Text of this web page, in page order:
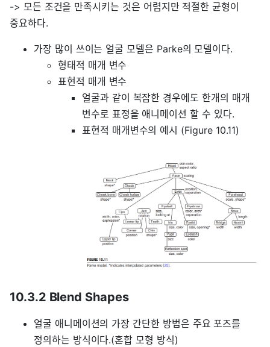
-> 모든 조건을 만족시키는 것은 어렵지만 적절한 균형이
중요하다.
가장 많이 쓰이는 얼굴 모델은 Parke의 모델이다.
형태적 매개 변수
표현적 매개 변수
얼굴과 같이 복잡한 경우에도 한개의 매개
변수로 표정을 애니메이션 할 수 있다.
표현적 매개변수의 예시 (Figure 10.11)
10.3.2 Blend Shapes
얼굴 애니메이션의 가장 간단한 방법은 주요 포즈를
정의하는 방식이다.(혼합 모형 방식)